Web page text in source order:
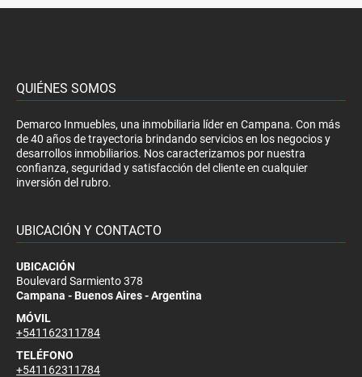
QUIÉNES SOMOS
Demarco Inmuebles, una inmobiliaria líder en Campana. Con más
de 40 años de trayectoria brindando servicios en los negocios y
desarrollos inmobiliarios. Nos caracterizamos por nuestra
confianza, seguridad y satisfacción del cliente en cualquier
inversión del rubro.
UBICACIÓN Y CONTACTO
UBICACIÓN
Boulevard Sarmiento 378
Campana - Buenos Aires - Argentina
MÓVIL
+541162311784
TELÉFONO
+541162311784